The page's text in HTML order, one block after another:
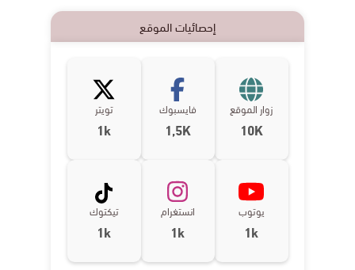
إحصائيات الموقع
زوار الموقع
10K
فايسبوك
1,5K
تويتر
1k
يوتوب
1k
انستغرام
1k
تيكتوك
1k